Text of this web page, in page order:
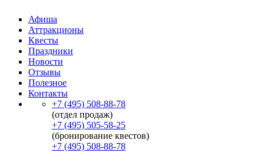
Афиша
Аттракционы
Квесты
Праздники
Новости
Отзывы
Полезное
Контакты
+7 (495) 508-88-78
(отдел продаж)
+7 (495) 505-58-25
(бронирование квестов)
+7 (495) 508-88-78